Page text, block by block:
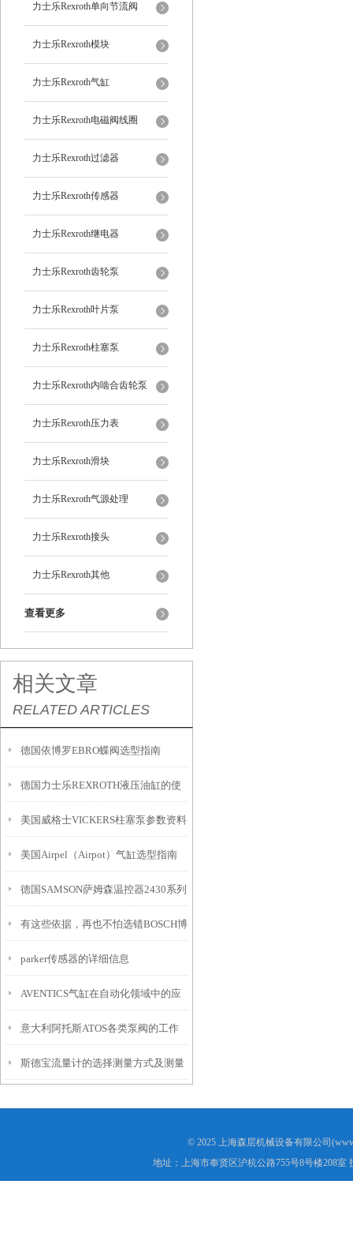
力士乐Rexroth单向节流阀
力士乐Rexroth模块
力士乐Rexroth气缸
力士乐Rexroth电磁阀线圈
力士乐Rexroth过滤器
力士乐Rexroth传感器
力士乐Rexroth继电器
力士乐Rexroth齿轮泵
力士乐Rexroth叶片泵
力士乐Rexroth柱塞泵
力士乐Rexroth内啮合齿轮泵
力士乐Rexroth压力表
力士乐Rexroth滑块
力士乐Rexroth气源处理
力士乐Rexroth接头
力士乐Rexroth其他
查看更多
相关文章
RELATED ARTICLES
德国依博罗EBRO蝶阀选型指南
德国力士乐REXROTH液压油缸的使
用保养维护有感而发
美国威格士VICKERS柱塞泵参数资料
美国Airpel（Airpot）气缸选型指南
德国SAMSON萨姆森温控器2430系列
安装指南
有这些依据，再也不怕选错BOSCH博
世电磁阀了
parker传感器的详细信息
AVENTICS气缸在自动化领域中的应
用
意大利阿托斯ATOS各类泵阀的工作
原理介绍
斯德宝流量计的选择测量方式及测量
© 2025 上海森层机械设备有限公司
地址：上海市奉贤区沪杭公路755号8号楼208室